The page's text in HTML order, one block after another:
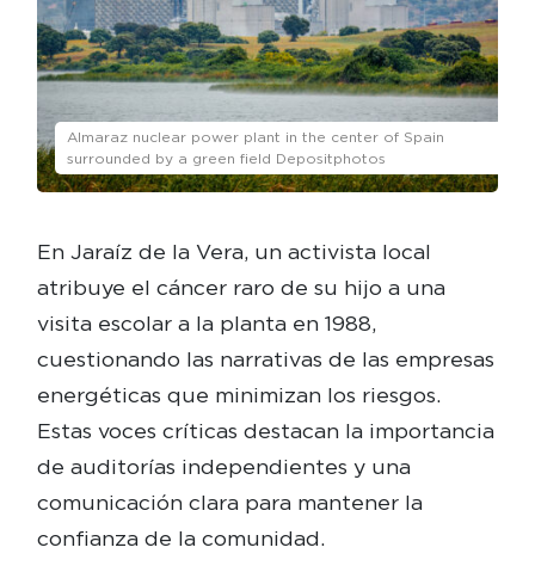
Almaraz nuclear power plant in the center of Spain
surrounded by a green field Depositphotos
En Jaraíz de la Vera, un activista local
atribuye el cáncer raro de su hijo a una
visita escolar a la planta en 1988,
cuestionando las narrativas de las empresas
energéticas que minimizan los riesgos.
Estas voces críticas destacan la importancia
de auditorías independientes y una
comunicación clara para mantener la
confianza de la comunidad.